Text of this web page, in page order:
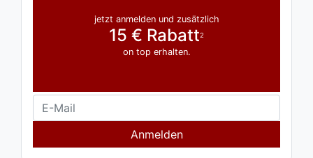
jetzt anmelden und zusätzlich
15 € Rabatt2
on top erhalten.
Anmelden